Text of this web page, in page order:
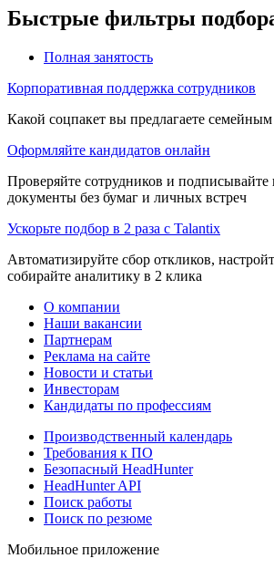
Быстрые фильтры
Полная занятость
Корпоративная поддержка сотрудников
Какой соцпакет вы предлагаете
Оформляйте кандидатов онлайн
Проверяйте сотрудников и подписывайте
документы без бумаг и личных встреч
Ускорьте подбор в 2 раза с Talantix
Автоматизируйте сбор откликов,
собирайте аналитику в 2 клика
О компании
Наши вакансии
Партнерам
Реклама на сайте
Новости и статьи
Инвесторам
Кандидаты по профессиям
Производственный календарь
Требования к ПО
Безопасный HeadHunter
HeadHunter API
Поиск работы
Поиск по резюме
Мобильное приложение